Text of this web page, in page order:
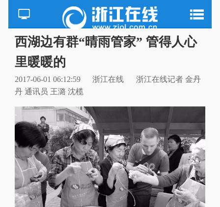
西湖边有群“晴雨管家” 管得人心
里暖暖的
2017-06-01 06:12:59 浙江在线
浙江在线记者 金丹
丹 通讯员 王潞 沈榄